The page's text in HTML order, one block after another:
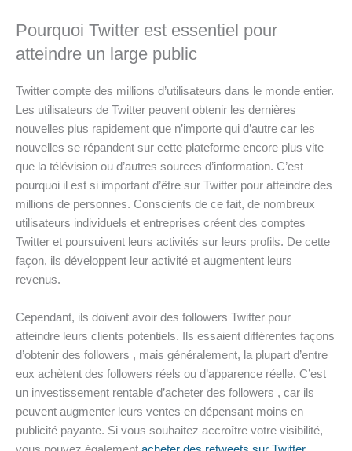
Pourquoi Twitter est essentiel pour
atteindre un large public
Twitter compte des millions d’utilisateurs dans le monde entier.
Les utilisateurs de Twitter peuvent obtenir les dernières
nouvelles plus rapidement que n’importe qui d’autre car les
nouvelles se répandent sur cette plateforme encore plus vite
que la télévision ou d’autres sources d’information. C’est
pourquoi il est si important d’être sur Twitter pour atteindre des
millions de personnes. Conscients de ce fait, de nombreux
utilisateurs individuels et entreprises créent des comptes
Twitter et poursuivent leurs activités sur leurs profils. De cette
façon, ils développent leur activité et augmentent leurs
revenus.
Cependant, ils doivent avoir des followers Twitter pour
atteindre leurs clients potentiels. Ils essaient différentes façons
d’obtenir des followers , mais généralement, la plupart d’entre
eux achètent des followers réels ou d’apparence réelle. C’est
un investissement rentable d’acheter des followers , car ils
peuvent augmenter leurs ventes en dépensant moins en
publicité payante. Si vous souhaitez accroître votre visibilité,